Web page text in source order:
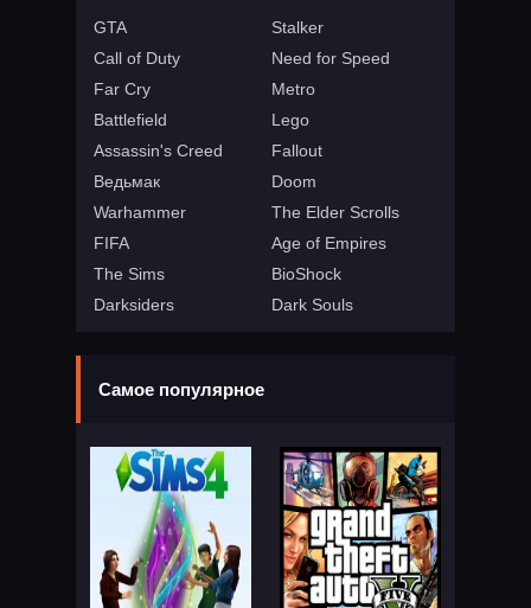
GTA
Stalker
Call of Duty
Need for Speed
Far Cry
Metro
Battlefield
Lego
Assassin's Creed
Fallout
Ведьмак
Doom
Warhammer
The Elder Scrolls
FIFA
Age of Empires
The Sims
BioShock
Darksiders
Dark Souls
Самое популярное